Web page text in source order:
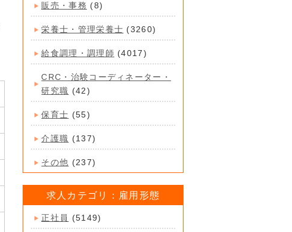
販売・事務 (8)
栄養士・管理栄養士 (3260)
給食調理・調理師 (4017)
CRC・治験コーディネーター・
研究職 (42)
保育士 (55)
介護職 (137)
その他 (237)
求人カテゴリ：雇用形態
正社員 (5149)